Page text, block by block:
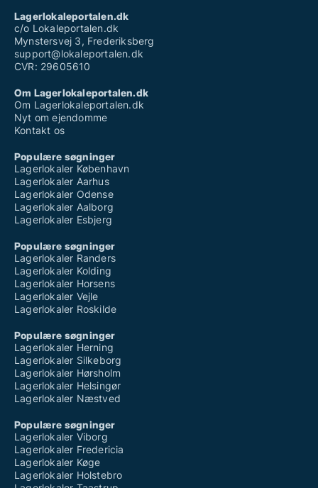
Lagerlokaleportalen.dk
c/o Lokaleportalen.dk
Mynstersvej 3, Frederiksberg
support@lokaleportalen.dk
CVR: 29605610
Om Lagerlokaleportalen.dk
Om Lagerlokaleportalen.dk
Nyt om ejendomme
Kontakt os
Populære søgninger
Lagerlokaler København
Lagerlokaler Aarhus
Lagerlokaler Odense
Lagerlokaler Aalborg
Lagerlokaler Esbjerg
Populære søgninger
Lagerlokaler Randers
Lagerlokaler Kolding
Lagerlokaler Horsens
Lagerlokaler Vejle
Lagerlokaler Roskilde
Populære søgninger
Lagerlokaler Herning
Lagerlokaler Silkeborg
Lagerlokaler Hørsholm
Lagerlokaler Helsingør
Lagerlokaler Næstved
Populære søgninger
Lagerlokaler Viborg
Lagerlokaler Fredericia
Lagerlokaler Køge
Lagerlokaler Holstebro